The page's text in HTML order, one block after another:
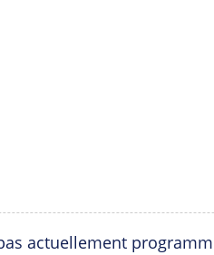
actuellement